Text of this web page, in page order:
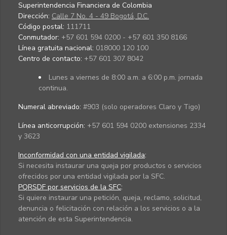
Superintendencia Financiera de Colombia
Dirección: Calle 7 No. 4 - 49 Bogotá, D.C.
Código postal: 111711
Conmutador: +57 601 594 0200 - +57 601 350 8166
Línea gratuita nacional: 018000 120 100
Centro de contacto: +57 601 307 8042
Lunes a viernes de 8:00 a.m. a 6:00 p.m. jornada
continua.
Numeral abreviado: #903 (solo operadores Claro y Tigo)
Línea anticorrupción: +57 601 594 0200 extensiones 2334
y 3623
Inconformidad con una entidad vigilada:
Si necesita instaurar una queja por productos o servicios
ofrecidos por una entidad vigilada por la SFC.
PQRSDF por servicios de la SFC:
Si quiere instaurar una petición, queja, reclamo, solicitud,
denuncia o felicitación con relación a los servicios o a la
atención de esta Superintendencia.